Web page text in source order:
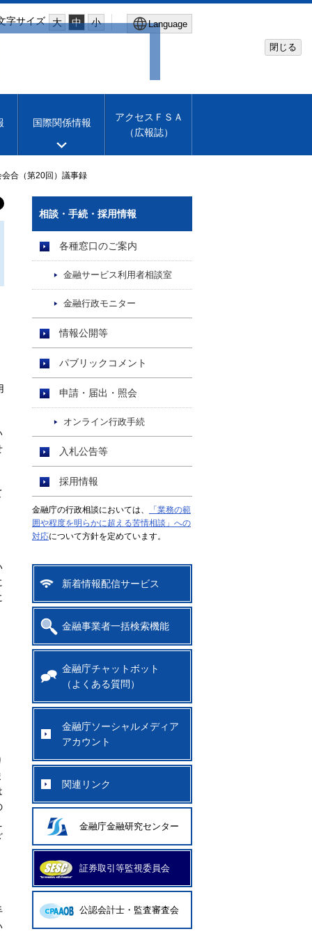
字サイズ 大 中 小 Language
Machine translation
閉じる
国際関係情報
アクセスＦＳＡ
（広報誌）
合（第20回）議事録
相談・手続・採用情報
各種窓口のご案内
金融サービス利用者相談室
金融行政モニター
情報公開等
パブリックコメント
申請・届出・照会
オンライン行政手続
入札公告等
採用情報
金融庁の行政相談においては、
「業務の範
囲や程度を明らかに超える苦情相談」への
対応について方針を定めています。
新着情報配信サービス
金融事業者一括検索機能
金融庁チャットボット
（よくある質問）
金融庁ソーシャルメディア
アカウント
関連リンク
金融庁金融研究センター
証券取引等監視委員会
公認会計士・監査審査会